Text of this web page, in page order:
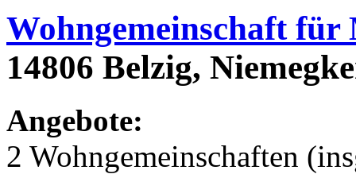
Wohngemeinschaft für
14806 Belzig,
Angebote:
2 Wohngemeinschaften